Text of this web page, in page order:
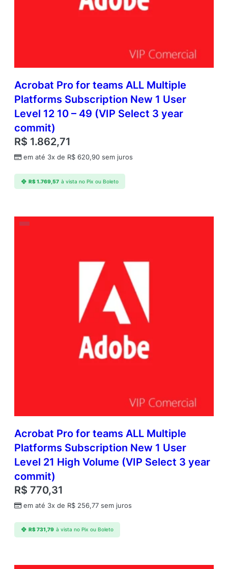
Acrobat Pro for teams ALL Multiple
Platforms Subscription New 1 User
Level 12 10 – 49 (VIP Select 3 year
commit)
R$ 1.862,71
em até 3x de R$ 620,90 sem juros
R$1.769,57 à vista no Pix ou Boleto
Acrobat Pro for teams ALL Multiple
Platforms Subscription New 1 User
Level 21 High Volume (VIP Select 3 year
commit)
R$ 770,31
em até 3x de R$ 256,77 sem juros
R$731,79 à vista no Pix ou Boleto